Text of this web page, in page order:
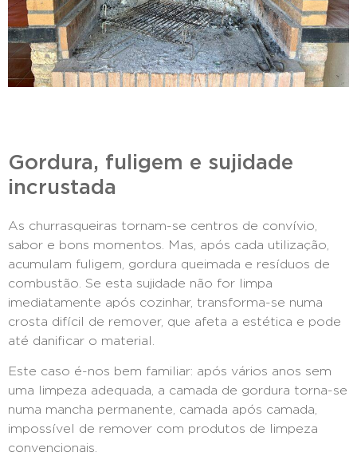
Gordura, fuligem e sujidade
incrustada
As churrasqueiras tornam-se centros de convívio,
sabor e bons momentos. Mas, após cada utilização,
acumulam fuligem, gordura queimada e resíduos de
combustão. Se esta sujidade não for limpa
imediatamente após cozinhar, transforma-se numa
crosta difícil de remover, que afeta a estética e pode
até danificar o material.
Este caso é-nos bem familiar: após vários anos sem
uma limpeza adequada, a camada de gordura torna-se
numa mancha permanente, camada após camada,
impossível de remover com produtos de limpeza
convencionais.